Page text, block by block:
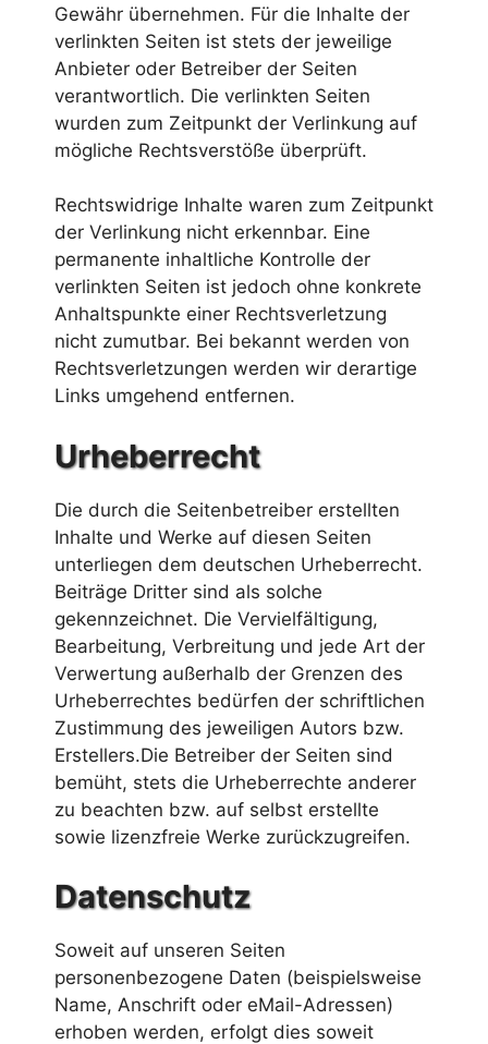
Gewähr übernehmen. Für die Inhalte der
verlinkten Seiten ist stets der jeweilige
Anbieter oder Betreiber der Seiten
verantwortlich. Die verlinkten Seiten
wurden zum Zeitpunkt der Verlinkung auf
mögliche Rechtsverstöße überprüft.
Rechtswidrige Inhalte waren zum Zeitpunkt
der Verlinkung nicht erkennbar. Eine
permanente inhaltliche Kontrolle der
verlinkten Seiten ist jedoch ohne konkrete
Anhaltspunkte einer Rechtsverletzung
nicht zumutbar. Bei bekannt werden von
Rechtsverletzungen werden wir derartige
Links umgehend entfernen.
Urheberrecht
Die durch die Seitenbetreiber erstellten
Inhalte und Werke auf diesen Seiten
unterliegen dem deutschen Urheberrecht.
Beiträge Dritter sind als solche
gekennzeichnet. Die Vervielfältigung,
Bearbeitung, Verbreitung und jede Art der
Verwertung außerhalb der Grenzen des
Urheberrechtes bedürfen der schriftlichen
Zustimmung des jeweiligen Autors bzw.
Erstellers.Die Betreiber der Seiten sind
bemüht, stets die Urheberrechte anderer
zu beachten bzw. auf selbst erstellte
sowie lizenzfreie Werke zurückzugreifen.
Datenschutz
Soweit auf unseren Seiten
personenbezogene Daten (beispielsweise
Name, Anschrift oder eMail-Adressen)
erhoben werden, erfolgt dies soweit